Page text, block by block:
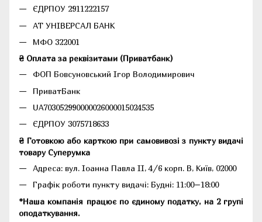
ЄДРПОУ 2911222157
АТ УНІВЕРСАЛ БАНК
МФО 322001
₴ Оплата за реквізитами (Приватбанк)
ФОП Бовсуновський Ігор Володимирович
ПриватБанк
UA703052990000026000015024535
ЄДРПОУ 3075718633
₴ Готовкою або карткою при самовивозі з пункту видачі
товару Суперумка
Адреса: вул. Іоанна Павла II, 4/6 корп. В, Київ, 02000
Графік роботи пункту видачі: Будні: 11:00–18:00
*Наша компанія працює по єдиному податку, на 2 групі
оподаткування.